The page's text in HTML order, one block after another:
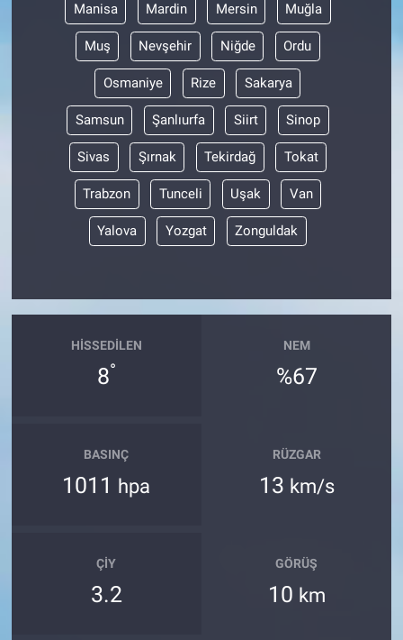
Manisa Mardin Mersin Muğla
Muş Nevşehir Niğde Ordu
Osmaniye Rize Sakarya
Samsun Şanlıurfa Siirt Sinop
Sivas Şırnak Tekirdağ Tokat
Trabzon Tunceli Uşak Van
Yalova Yozgat Zonguldak
HISSEDILEN
8°
NEM
%67
BASINÇ
1011 hpa
RÜZGAR
13 km/s
ÇIY
3.2
GÖRÜŞ
10 km